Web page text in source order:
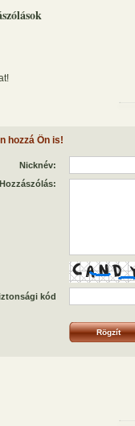
hozzá Ön is!
Nicknév:
Hozzászólás:
kód